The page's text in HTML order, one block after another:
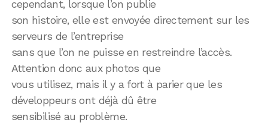
cependant, lorsque l’on publie
son histoire, elle est envoyée directement sur les
serveurs de l’entreprise
sans que l’on ne puisse en restreindre l’accès.
Attention donc aux photos que
vous utilisez, mais il y a fort à parier que les
développeurs ont déjà dû être
sensibilisé au problème.